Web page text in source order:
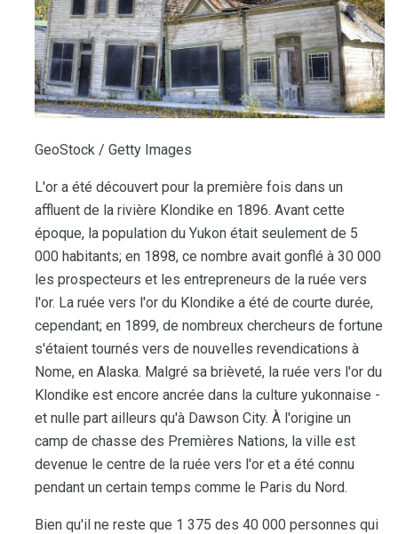
GeoStock / Getty Images
L'or a été découvert pour la première fois dans un
affluent de la rivière Klondike en 1896. Avant cette
époque, la population du Yukon était seulement de 5
000 habitants; en 1898, ce nombre avait gonflé à 30 000
les prospecteurs et les entrepreneurs de la ruée vers
l'or. La ruée vers l'or du Klondike a été de courte durée,
cependant; en 1899, de nombreux chercheurs de fortune
s'étaient tournés vers de nouvelles revendications à
Nome, en Alaska. Malgré sa brièveté, la ruée vers l'or du
Klondike est encore ancrée dans la culture yukonnaise -
et nulle part ailleurs qu'à Dawson City. À l'origine un
camp de chasse des Premières Nations, la ville est
devenue le centre de la ruée vers l'or et a été connu
pendant un certain temps comme le Paris du Nord.
Bien qu'il ne reste que 1 375 des 40 000 personnes qui